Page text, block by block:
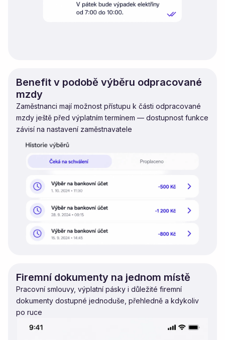
Benefit v podobě výběru odpracované
mzdy
Zaměstnanci mají možnost přístupu k části odpracované
mzdy ještě před výplatním termínem — dostupnost funkce
závisí na nastavení zaměstnavatele
Firemní dokumenty na jednom místě
Pracovní smlouvy, výplatní pásky i důležité firemní
dokumenty dostupné jednoduše, přehledně a kdykoliv
po ruce